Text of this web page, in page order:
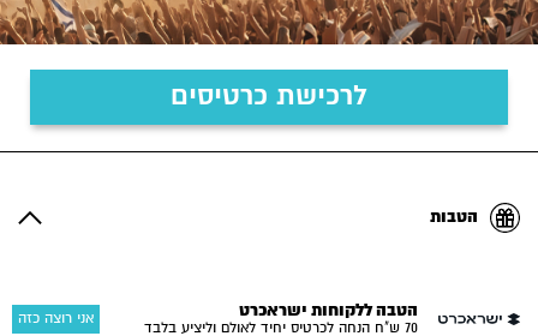
לרכישת כרטיסים
הטבות
הטבה ללקוחות ישראכרט
70 ש"ח הנחה לכרטיס יחיד לאולם וליציע בלבד
אני רוצה כזה